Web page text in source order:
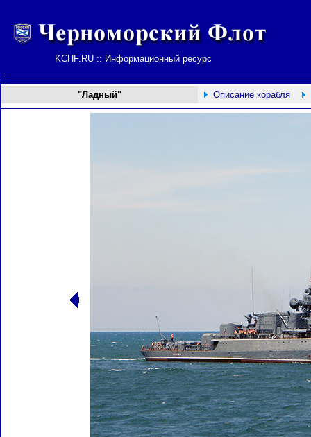
KCHF.RU :: Информационный ресурс
"Ладный" Описание корабля